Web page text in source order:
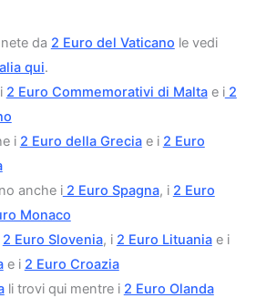
da 2 Euro del Vaticano le vedi
qui.
2 Euro Commemorativi di Maltae i2
i 2 Euro della Greciae i 2 Euro
anche i2 Euro Spagna, i 2 Euro
Monaco
2 Euro Slovenia, i 2 Euro Lituaniae i
e i 2 Euro Croazia
li trovi qui mentre i 2 Euro Olanda